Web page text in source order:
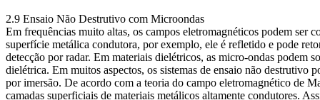
2.9 Ensaio Não Destrutivo com Microondas
Em frequências muito altas, os campos eletromagnéticos podem ser
superfície metálica condutora, por exemplo, ele é refletido e pode
detecção por radar. Em materiais dielétricos, as micro-ondas podem
dielétrica. Em muitos aspectos, os sistemas de ensaio não destrutivo
por imersão. De acordo com a teoria do campo eletromagnético de
camadas superficiais de materiais metálicos altamente condutores.